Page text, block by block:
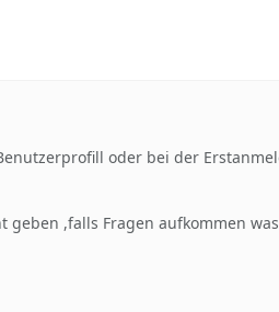
oder bei der
geben ,falls Fragen aufkommen